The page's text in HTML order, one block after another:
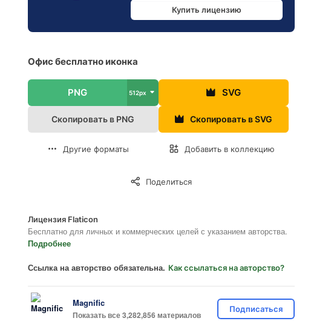
Купить лицензию
Офис бесплатно иконка
PNG 512px SVG
Скопировать в PNG Скопировать в SVG
Другие форматы Добавить в коллекцию
Поделиться
Лицензия Flaticon
Бесплатно для личных и коммерческих целей с указанием авторства.
Подробнее
Ссылка на авторство обязательна. Как ссылаться на авторство?
Magnific
Показать все 3,282,856 материалов
Подписаться